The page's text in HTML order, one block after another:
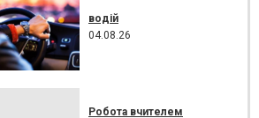
водій
04.08.26
Робота вчителем